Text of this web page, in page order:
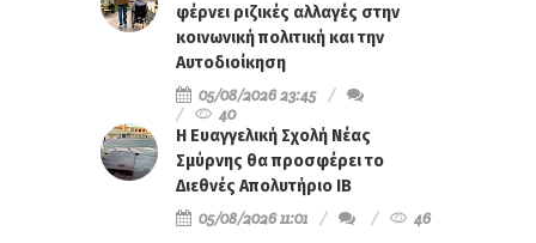
φέρνει ριζικές αλλαγές στην
κοινωνική πολιτική και την
Αυτοδιοίκηση
05/08/2026 23:45
40
Η Ευαγγελική Σχολή Νέας
Σμύρνης θα προσφέρει το
Διεθνές Απολυτήριο IB
05/08/2026 11:01
46